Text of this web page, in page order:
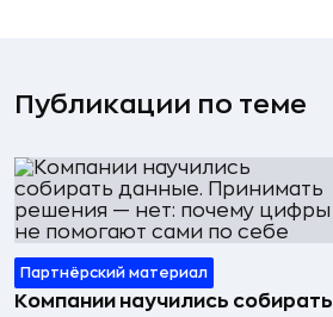
Публикации по теме
Партнёрский материал
Компании научились собирать